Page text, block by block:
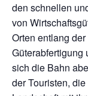
den schnellen
von
Orten entlang
Güterabfertigung
sich die Bahn
der Touristen,